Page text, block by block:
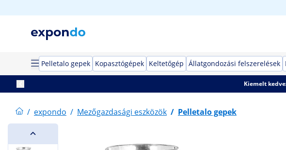
Pelletalo gepek Kopasztógépek Keltetőgép Állatgondozási felszerelések
Kiemelt
/ expondo / Mezőgazdasági eszközök / Pelletalo gepek